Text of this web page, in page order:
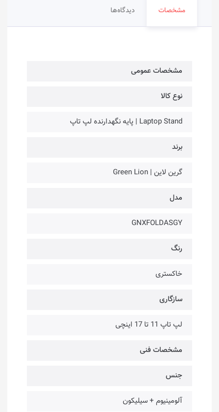
مشخصات دیدگاه‌ها
مشخصات عمومی
نوع کالا
Laptop Stand | پایه نگهدارنده لپ تاپ
برند
گرین لاین | Green Lion
مدل
GNXFOLDASGY
رنگ
خاکستری
سازگاری
لپ تاپ 11 تا 17 اینچی
مشخصات فنی
جنس
آلومینیوم + سیلیکون